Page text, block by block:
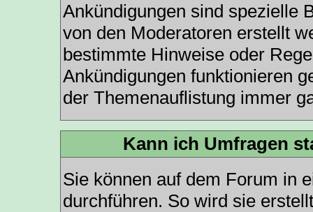
Ankündigungen sind spezielle
von den Moderatoren erstellt
bestimmte Hinweise oder
Ankündigungen funktionieren
der Themenauflistung immer
Kann ich Umfragen
Sie können auf dem Forum in
durchführen. So wird sie